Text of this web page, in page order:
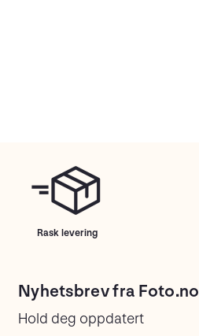
Rask levering
Nyhetsbrev fra Foto.no
Hold deg oppdatert